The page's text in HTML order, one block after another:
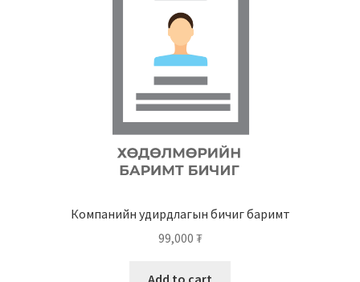
Хөдөлмөрийн багц баримт
Хүний нөөцийн бодлогын баримт
Компанийн удирдлагын бичиг баримт
99,000 ₮